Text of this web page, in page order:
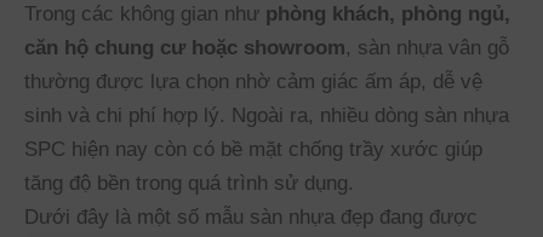
Trong các không gian như phòng khách, phòng ngủ,
căn hộ chung cư hoặc showroom, sàn nhựa vân gỗ
thường được lựa chọn nhờ cảm giác ấm áp, dễ vệ
sinh và chi phí hợp lý. Ngoài ra, nhiều dòng sàn nhựa
SPC hiện nay còn có bề mặt chống trầy xước giúp
tăng độ bền trong quá trình sử dụng.
Dưới đây là một số mẫu sàn nhựa đẹp đang được
Lost your password?